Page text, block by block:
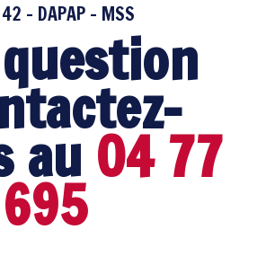
- DAPAP - MSS
au 04 77